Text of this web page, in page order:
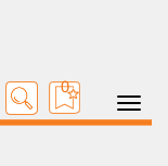
Toggle
0